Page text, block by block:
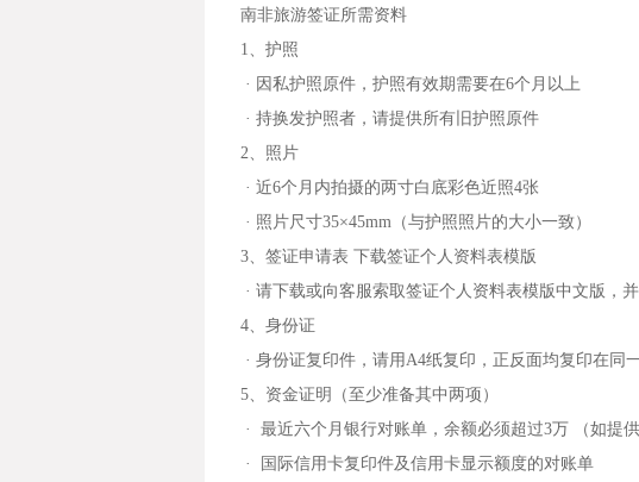
南非旅游签证所需资料
1、护照
· 因私护照原件，护照有效期需要在6个月以上
· 持换发护照者，请提供所有旧护照原件
2、照片
· 近6个月内拍摄的两寸白底彩色近照4张
· 照片尺寸35×45mm（与护照照片的大小一致）
3、签证申请表 下载签证个人资料表模版
· 请下载或向客服索取签证个人资料表模版中文版，
4、身份证
· 身份证复印件，请用A4纸复印，正反面均复印在同
5、资金证明（至少准备其中两项）
· 最近六个月银行对账单，余额必须超过3万 （如提
· 国际信用卡复印件及信用卡显示额度的对账单